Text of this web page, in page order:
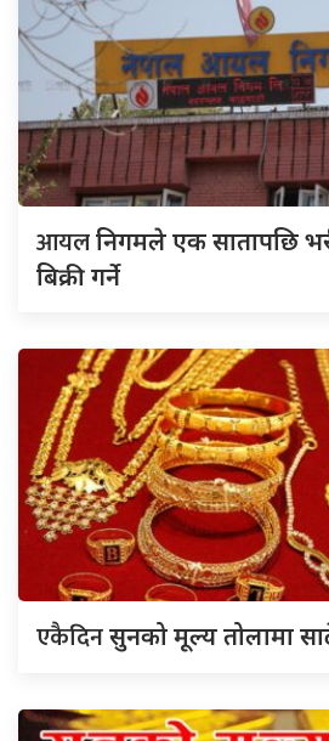
आयलनिगमले एक सातापछि
बिक्री गर्ने
एकैदिनसुनको मूल्य तोलामा